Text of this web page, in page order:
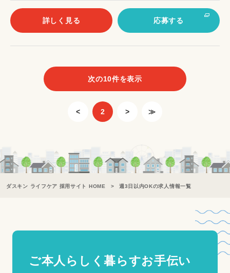
詳しく見る 応募する
次の10件を表示
< 2 > ≫
ダスキン ライフケア 採用サイト HOME 週3日以内OKの求人情報一覧
ご本人らしく暮らすお手伝い